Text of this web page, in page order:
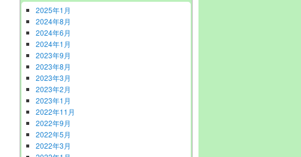
2025年1月
2024年8月
2024年6月
2024年1月
2023年9月
2023年8月
2023年3月
2023年2月
2023年1月
2022年11月
2022年9月
2022年5月
2022年3月